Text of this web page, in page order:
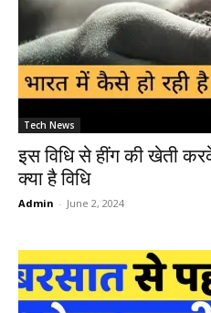
Tech News
इस विधि से हींग की खेती
क्या है विधि
Admin - June 2, 2024